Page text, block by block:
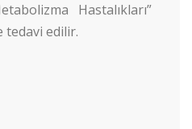
Hastalıkları”
tedavi edilir.